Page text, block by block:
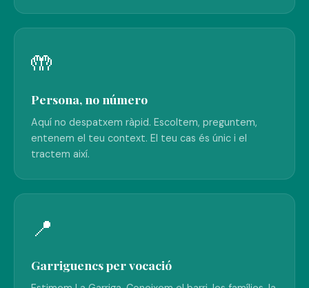
🤲
Persona, no número
Aquí no despatxem ràpid. Escoltem, preguntem,
entenem el teu context. El teu cas és únic i el
tractem així.
📍
Garriguencs per vocació